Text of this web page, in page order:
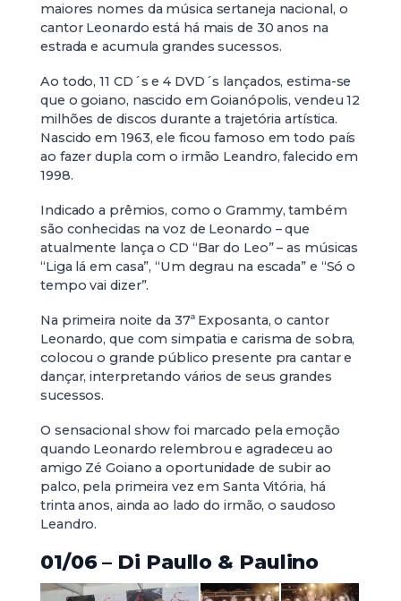
maiores nomes da música sertaneja nacional, o
cantor Leonardo está há mais de 30 anos na
estrada e acumula grandes sucessos.
Ao todo, 11 CD´s e 4 DVD´s lançados, estima-se
que o goiano, nascido em Goianópolis, vendeu 12
milhões de discos durante a trajetória artística.
Nascido em 1963, ele ficou famoso em todo país
ao fazer dupla com o irmão Leandro, falecido em
1998.
Indicado a prêmios, como o Grammy, também
são conhecidas na voz de Leonardo – que
atualmente lança o CD “Bar do Leo” – as músicas
“Liga lá em casa”, “Um degrau na escada” e “Só o
tempo vai dizer”.
Na primeira noite da 37ª Exposanta, o cantor
Leonardo, que com simpatia e carisma de sobra,
colocou o grande público presente pra cantar e
dançar, interpretando vários de seus grandes
sucessos.
O sensacional show foi marcado pela emoção
quando Leonardo relembrou e agradeceu ao
amigo Zé Goiano a oportunidade de subir ao
palco, pela primeira vez em Santa Vitória, há
trinta anos, ainda ao lado do irmão, o saudoso
Leandro.
01/06 – Di Paullo & Paulino